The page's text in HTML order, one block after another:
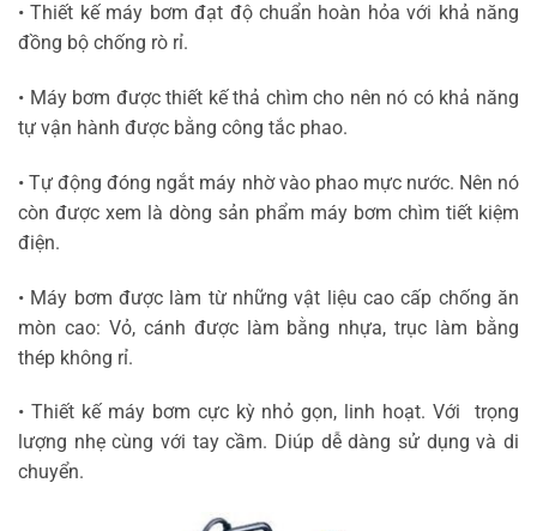
• Thiết kế máy bơm đạt độ chuẩn hoàn hỏa với khả năng
đồng bộ chống rò rỉ.
• Máy bơm được thiết kế thả chìm cho nên nó có khả năng
tự vận hành được bằng công tắc phao.
• Tự động đóng ngắt máy nhờ vào phao mực nước. Nên nó
còn được xem là dòng sản phẩm máy bơm chìm tiết kiệm
điện.
• Máy bơm được làm từ những vật liệu cao cấp chống ăn
mòn cao: Vỏ, cánh được làm bằng nhựa, trục làm bằng
thép không rỉ.
• Thiết kế máy bơm cực kỳ nhỏ gọn, linh hoạt. Với trọng
lượng nhẹ cùng với tay cầm. Diúp dễ dàng sử dụng và di
chuyển.